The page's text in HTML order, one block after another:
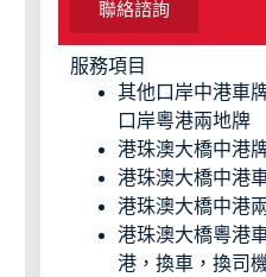
聯絡諮詢
服務項目
其他口岸中港車
口岸粵港兩地牌
港珠澳大橋中港
港珠澳大橋中港
港珠澳大橋中港
港珠澳大橋粵港
港，換車，換司